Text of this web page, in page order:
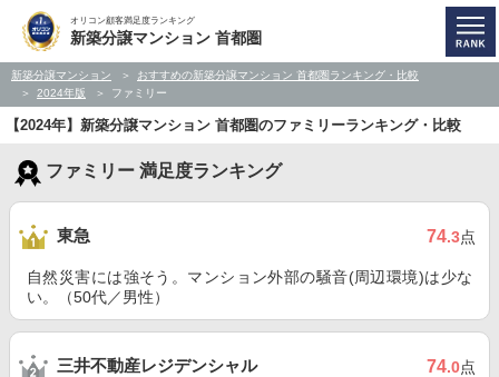
オリコン顧客満足度ランキング
新築分譲マンション 首都圏
新築分譲マンション
おすすめの新築分譲マンション 首都圏ランキング・比較
2024年版
ファミリー
【2024年】新築分譲マンション 首都圏のファミリーランキング・比較
ファミリー 満足度ランキング
東急 74.3点
自然災害には強そう。マンション外部の騒音(周辺環境)は少な
い。（50代／男性）
三井不動産レジデンシャル 74.0点